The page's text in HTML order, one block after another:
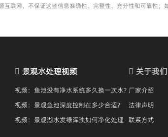
联网，不保证这些信息准确性、完整性、充分性和可靠性；
景观水处理视频
视频：鱼池没有净水系统多久换一次水?
视频：景观鱼池深度控制在多少合适?
视频：景观湖水发绿浑浊如何净化处理
关于我们
厂家介绍
法律声明
联系方式